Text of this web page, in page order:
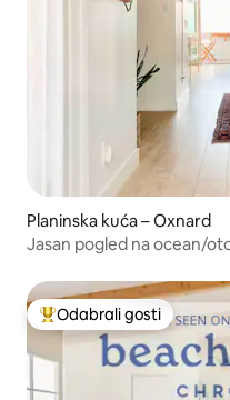
Planinska kuća – Oxnard
Jasan pogled na ocean/
Među najviše rangiranima
Odabrali gosti